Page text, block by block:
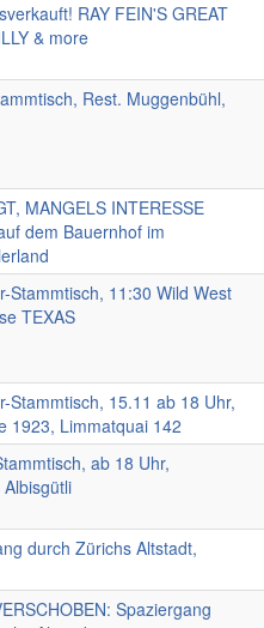
RAY FEIN'S GREAT
& more
Rest. Muggenbühl,
MANGELS INTERESSE
dem Bauernhof im
Stammtisch, 11:30 Wild West
TEXAS
Stammtisch, 15.11 ab 18 Uhr,
1923, Limmatquai 142
ab 18 Uhr,
durch Zürichs Altstadt,
Spaziergang